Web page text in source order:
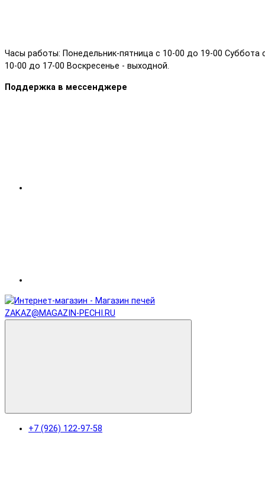
Часы работы: Понедельник-пятница с 10-00 до 19-00 Суббота
10-00 до 17-00 Воскресенье - выходной.
Поддержка в мессенджере
ZAKAZ@MAGAZIN-PECHI.RU
+7 (926) 122-97-58